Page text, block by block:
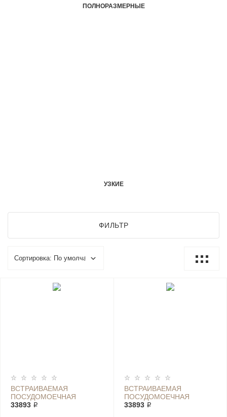
ПОЛНОРАЗМЕРНЫЕ
УЗКИЕ
ФИЛЬТР
ВСТРАИВАЕМАЯ
ПОСУДОМОЕЧНАЯ
МАШИНА BOSCH SMV
33893 ₽
ВСТРАИВАЕМАЯ
ПОСУДОМОЕЧНАЯ
МАШИНА BOSCH SMV
33893 ₽